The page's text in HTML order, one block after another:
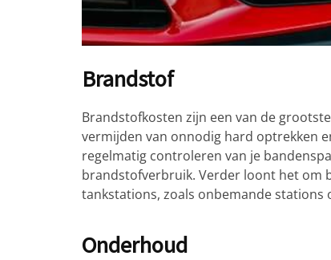
Brandstof
Brandstofkosten zijn een van de
vermijden van onnodig hard optrekken
regelmatig controleren van je
brandstofverbruik. Verder loont het om
tankstations, zoals onbemande stations
Onderhoud